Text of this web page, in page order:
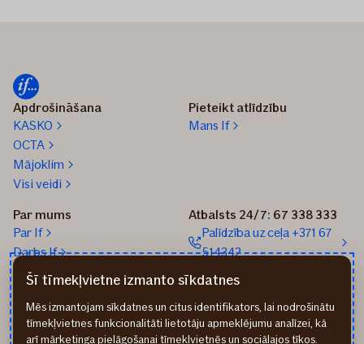
Apdrošināšana
KASKO
OCTA
Mājoklim
Visi veidi
Pieteikt atlīdzību
Mans If
Par mums
Par If
Darbs If
Medijiem
Ilgtspēja
Atbalsts 24/7: 67 338 333
Palīdzība uz ceļa +371 67
514342
Sūtīt e-pastu: info@if.lv
If Apdrošināšanas
izplatītāji
Šī tīmekļvietne izmanto sīkdatnes
Mēs izmantojam sīkdatnes un citus identifikators, lai nodrošinātu
tīmekļvietnes funkcionalitāti lietotāju apmeklējumu analīzei, kā
arī mārketinga pielāgošanai tīmekļvietnēs un sociālajos tīkos.